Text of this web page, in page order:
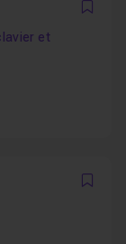
et